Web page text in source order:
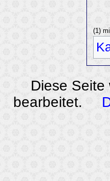
(1)
Diese
bearbeitet.